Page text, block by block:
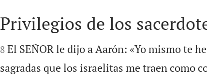

Privilegios de los

8 El SEÑOR le dijo a Aarón: «Yo mismo te
sagradas que los israelitas me traen como